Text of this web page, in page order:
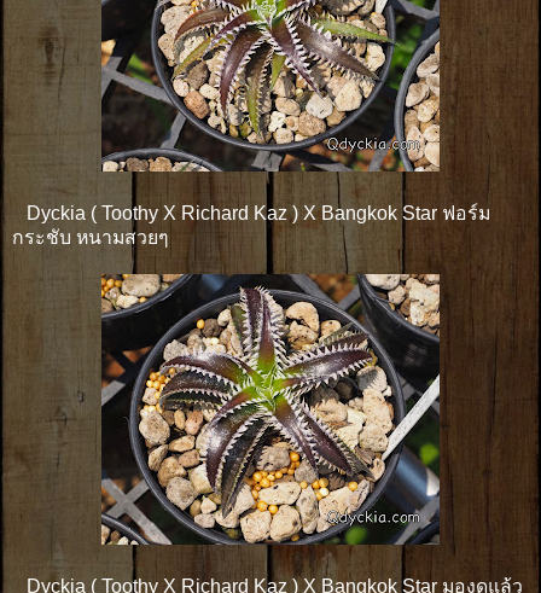
Dyckia ( Toothy X Richard Kaz ) X Bangkok Star ฟอร์ม
กระชับ หนามสวยๆ
Dyckia ( Toothy X Richard Kaz ) X Bangkok Star มองดูแล้ว